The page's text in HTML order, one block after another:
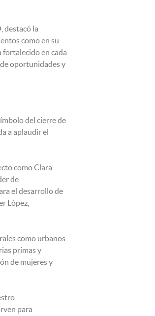
destacó la
como en su
fortalecido en cada
oportunidades y
del cierre de
a aplaudir el
como Clara
de
el desarrollo de
López,
como urbanos
primas y
de mujeres y
para